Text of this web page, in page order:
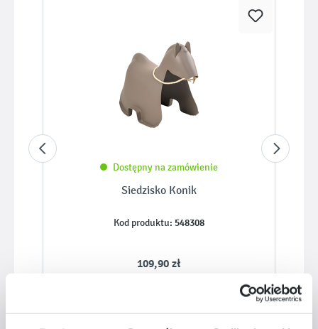
Dostępny na zamówienie
Siedzisko Konik
Kod produktu: 548308
109,90 zł